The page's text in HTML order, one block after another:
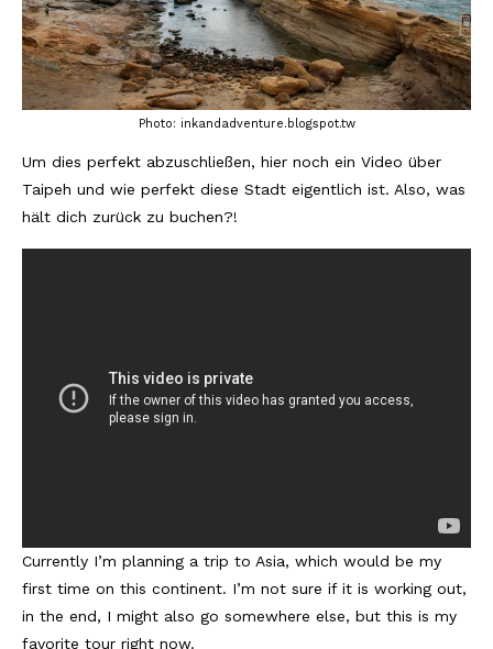
Photo: inkandadventure.blogspot.tw
Um dies perfekt abzuschließen, hier noch ein Video über
Taipeh und wie perfekt diese Stadt eigentlich ist. Also, was
hält dich zurück zu buchen?!
Currently I’m planning a trip to Asia, which would be my
first time on this continent. I’m not sure if it is working out,
in the end, I might also go somewhere else, but this is my
favorite tour right now.